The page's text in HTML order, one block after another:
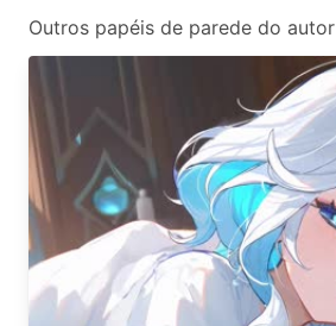
Outros papéis de parede do autor